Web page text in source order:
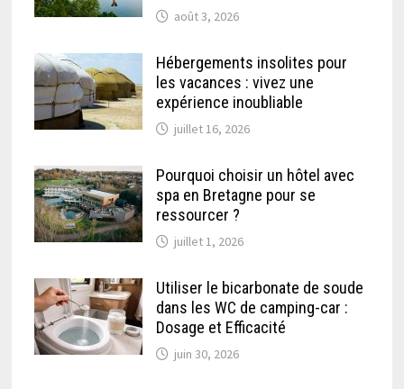
août 3, 2026
Hébergements insolites pour
les vacances : vivez une
expérience inoubliable
juillet 16, 2026
Pourquoi choisir un hôtel avec
spa en Bretagne pour se
ressourcer ?
juillet 1, 2026
Utiliser le bicarbonate de soude
dans les WC de camping-car :
Dosage et Efficacité
juin 30, 2026